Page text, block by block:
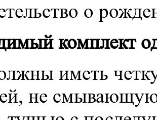
о
комплект
иметь
не